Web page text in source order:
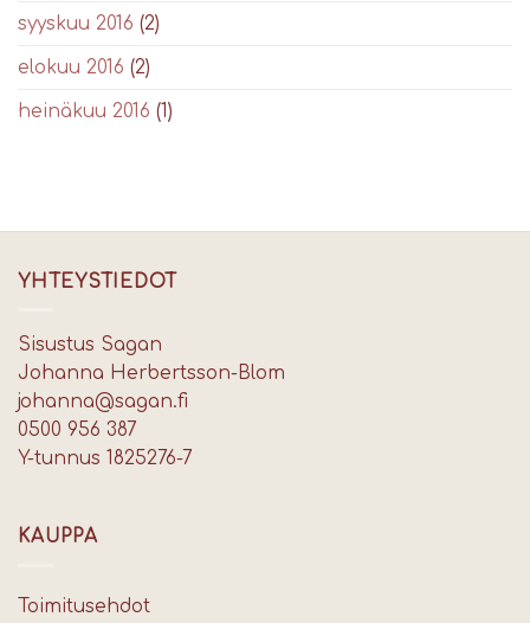
syyskuu 2016 (2)
elokuu 2016 (2)
heinäkuu 2016 (1)
YHTEYSTIEDOT
Sisustus Sagan
Johanna Herbertsson-Blom
johanna@sagan.fi
0500 956 387
Y-tunnus 1825276-7
KAUPPA
Toimitusehdot